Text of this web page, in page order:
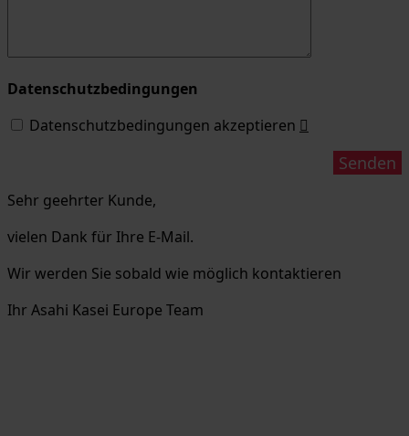
Datenschutzbedingungen
Datenschutzbedingungen akzeptieren 
Sehr geehrter Kunde,
vielen Dank für Ihre E-Mail.
Wir werden Sie sobald wie möglich kontaktieren
Ihr Asahi Kasei Europe Team